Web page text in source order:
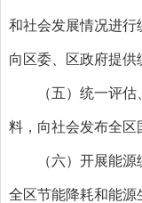
和社会发展情况进行
向区委、区政府提供
（五）统一评
料，向社会发布全区
（六）开展能
全区节能降耗和能源